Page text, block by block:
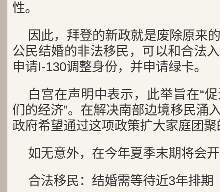
性。
因此，拜登的新政就是废除原来
公民结婚的非法移民，可以和合法
申请I-130调整身份，并申请绿卡。
白宫在声明中表示，此举旨在“
们的经济”。在解决南部边境移民涌
政府希望通过这项政策扩大家庭团
如无意外，在今年夏季末期将会
合法移民：结婚需等待近3年排期